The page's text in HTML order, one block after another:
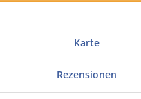
Karte
Rezensionen